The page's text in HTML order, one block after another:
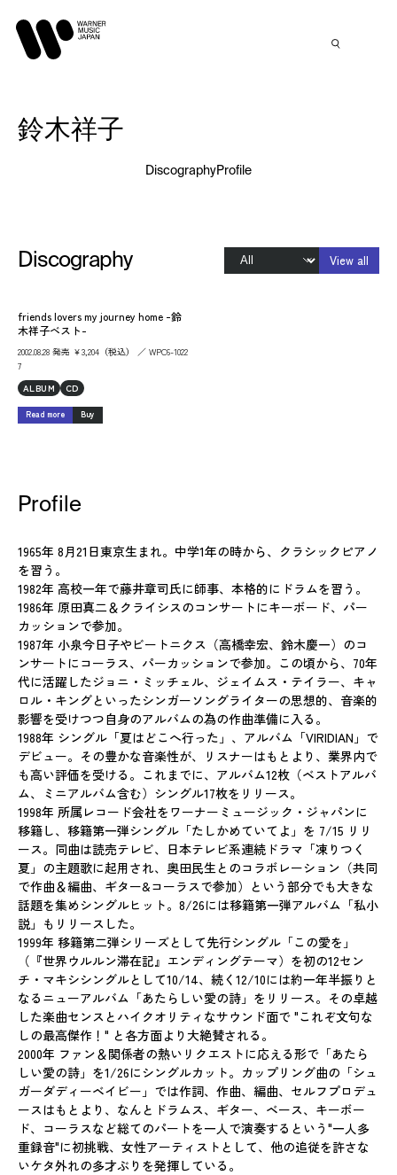
鈴木祥子
DiscographyProfile
Discography View all
friends lovers my journey home -鈴
木祥子ベスト-
2002.08.28 発売 ￥3,204（税込） ／ WPC6-1022
7
ALBUM
CD
Read more Buy
Profile
1965年 8月21日東京生まれ。中学1年の時から、クラシックピアノ
を習う。
1982年 高校一年で藤井章司氏に師事、本格的にドラムを習う。
1986年 原田真二＆クライシスのコンサートにキーボード、パー
カッションで参加。
1987年 小泉今日子やビートニクス（高橋幸宏、鈴木慶一）のコ
ンサートにコーラス、パーカッションで参加。この頃から、70年
代に活躍したジョニ・ミッチェル、ジェイムス・テイラー、キャ
ロル・キングといったシンガーソングライターの思想的、音楽的
影響を受けつつ自身のアルバムの為の作曲準備に入る。
1988年 シングル「夏はどこへ行った」、アルバム「VIRIDIAN」で
デビュー。その豊かな音楽性が、リスナーはもとより、業界内で
も高い評価を受ける。これまでに、アルバム12枚（ベストアルバ
ム、ミニアルバム含む）シングル17枚をリリース。
1998年 所属レコード会社をワーナーミュージック・ジャパンに
移籍し、移籍第一弾シングル「たしかめていてよ」を 7/15 リリ
ース。同曲は読売テレビ、日本テレビ系連続ドラマ「凍りつく
夏」の主題歌に起用され、奥田民生とのコラボレーション（共同
で作曲＆編曲、ギター&コーラスで参加）という部分でも大きな
話題を集めシングルヒット。8/26には移籍第一弾アルバム「私小
説」もリリースした。
1999年 移籍第二弾シリーズとして先行シングル「この愛を」
（『世界ウルルン滞在記』エンディングテーマ）を初の12セン
チ・マキシシングルとして10/14、続く12/10には約一年半振りと
なるニューアルバム「あたらしい愛の詩」をリリース。その卓越
した楽曲センスとハイクオリティなサウンド面で "これぞ文句な
しの最高傑作！" と各方面より大絶賛される。
2000年 ファン＆関係者の熱いリクエストに応える形で「あたら
しい愛の詩」を1/26にシングルカット。カップリング曲の「シュ
ガーダディーベイビー」では作詞、作曲、編曲、セルフプロデュ
ースはもとより、なんとドラムス、ギター、ベース、キーボー
ド、コーラスなど総てのパートを一人で演奏するという"一人多
重録音"に初挑戦、女性アーティストとして、他の追従を許さな
いケタ外れの多才ぶりを発揮している。